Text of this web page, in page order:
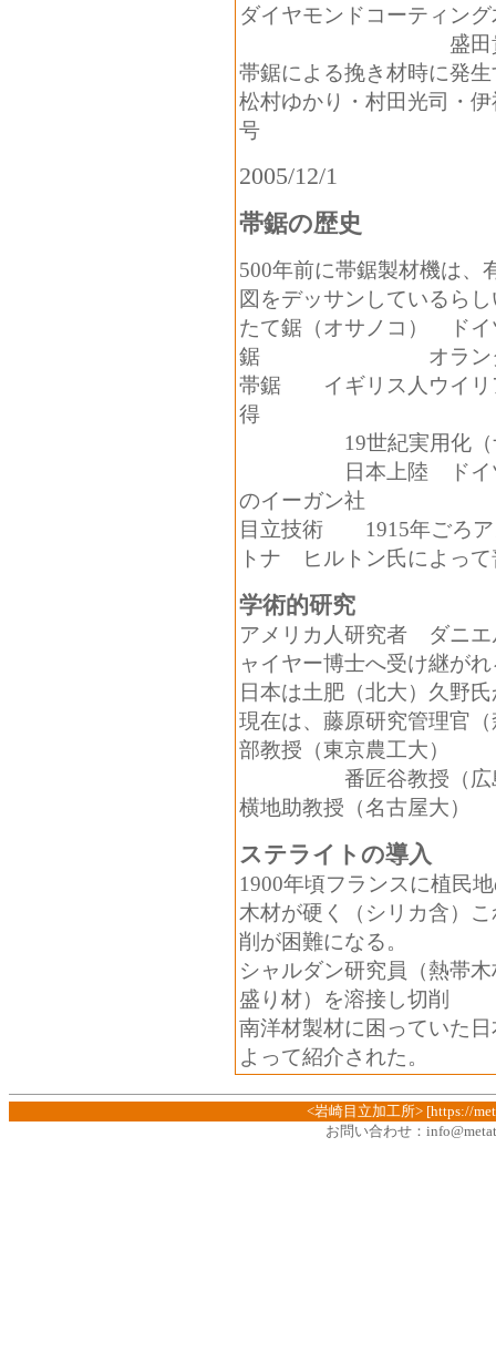
ダイヤモンドコーティン
盛田貴雄・
帯鋸による挽き材時に発
松村ゆかり・村田光司・
号
2005/12/1
帯鋸の歴史
500年前に帯鋸製材機は
図をデッサンしているら
たて鋸（オサノ
鋸 オランダ
帯鋸 イギリス人ウイリ
得
19世紀実用化（ナ
日本上陸 ドイツ
のイーガン社
目立技術 1915年ごろア
トナ ヒルトン氏によって
学術的研究
アメリカ人研究者 ダニ
ャイヤー博士へ受け継がれ
日本は土肥（北大）久野
現在は、藤原研究管理官
部教授（東京農工大）
番匠谷教授（広島大
横地助教授（名古屋大）
ステライトの導入
1900年頃フランスに植民
木材が硬く（シリカ含）
削が困難になる。
シャルダン研究員（熱帯
盛り材）を溶接し切削
南洋材製材に困っていた
よって紹介された。
<岩崎目立加工所> [https://
お問い合わせ：